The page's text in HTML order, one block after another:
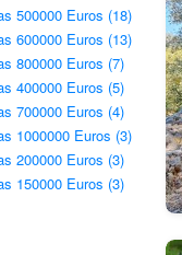
500000 Euros (18)
600000 Euros (13)
800000 Euros (7)
400000 Euros (5)
700000 Euros (4)
1000000 Euros (3)
200000 Euros (3)
150000 Euros (3)